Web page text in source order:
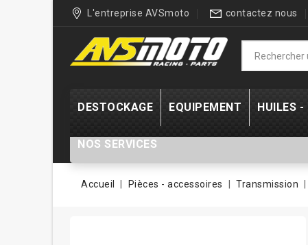
L'entreprise AVSmoto contactez nous
DESTOCKAGE EQUIPEMENT HUILES -
NOS SERVICES
Accueil Pièces - accessoires Transmission